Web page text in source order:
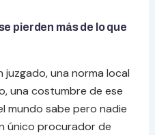
pierden más de lo que
una norma local
una costumbre de ese
mundo sabe pero nadie
único procurador de